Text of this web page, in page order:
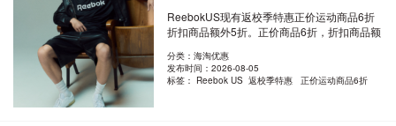
ReebokUS现有返校季特惠正价运动商品6折
折扣商品额外5折。正价商品6折，折扣商品额
分类：海淘优惠
发布时间：2026-08-05
标签： Reebok US 返校季特惠 正价运动商品6折